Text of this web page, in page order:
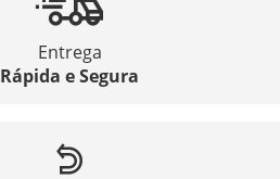
Entrega
Rápida e Segura